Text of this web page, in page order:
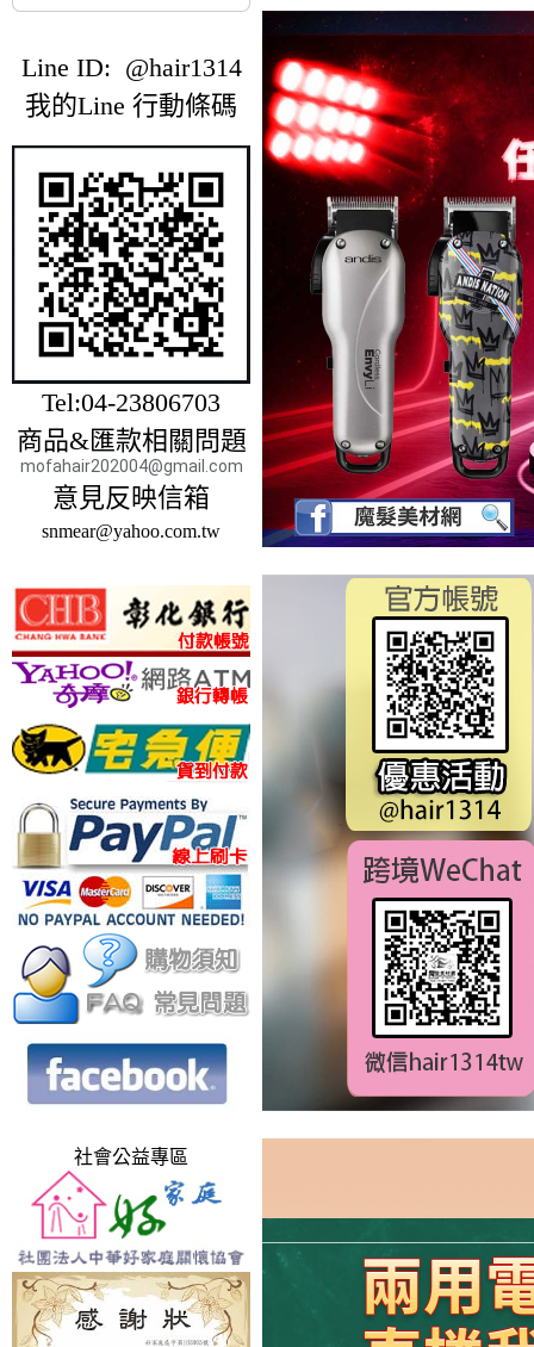
Line ID: @hair1314
我的Line 行動條碼
Tel:04-23806703
商品&匯款相關問題
mofahair202004@gmail.com
意見反映信箱
snmear@yahoo.com.tw
社會公益專區